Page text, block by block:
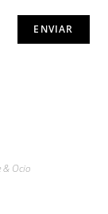
& Ocio